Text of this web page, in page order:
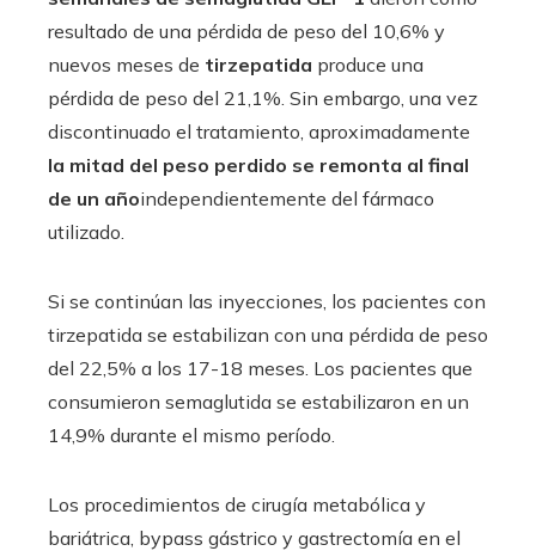
resultado de una pérdida de peso del 10,6% y
nuevos meses de tirzepatida produce una
pérdida de peso del 21,1%. Sin embargo, una vez
discontinuado el tratamiento, aproximadamente
la mitad del peso perdido se remonta al final
de un añoindependientemente del fármaco
utilizado.
Si se continúan las inyecciones, los pacientes con
tirzepatida se estabilizan con una pérdida de peso
del 22,5% a los 17-18 meses. Los pacientes que
consumieron semaglutida se estabilizaron en un
14,9% durante el mismo período.
Los procedimientos de cirugía metabólica y
bariátrica, bypass gástrico y gastrectomía en el